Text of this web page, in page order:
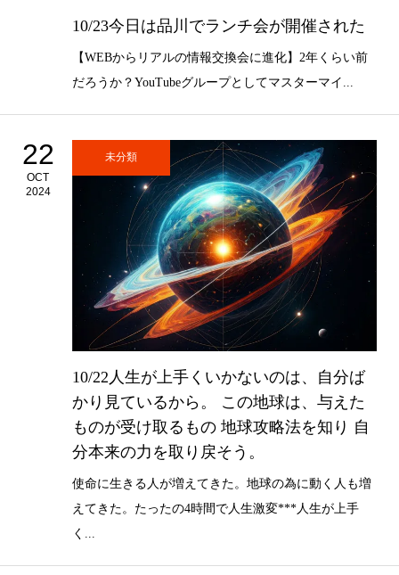
10/23今日は品川でランチ会が開催された
【WEBからリアルの情報交換会に進化】2年くらい前
だろうか？YouTubeグループとしてマスターマイ...
22
OCT
2024
未分類
10/22人生が上手くいかないのは、自分ば
かり見ているから。 この地球は、与えた
ものが受け取るもの 地球攻略法を知り 自
分本来の力を取り戻そう。
使命に生きる人が増えてきた。地球の為に動く人も増
えてきた。たったの4時間で人生激変***人生が上手
く...